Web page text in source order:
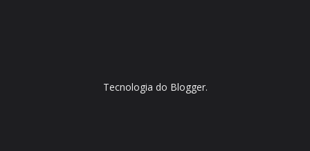
Tecnologia do Blogger.